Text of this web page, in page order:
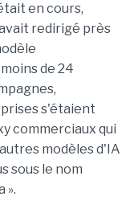
en cours,
redirigé près
de 24
s'étaient
commerciaux qui
modèles d'IA
sous le nom
».